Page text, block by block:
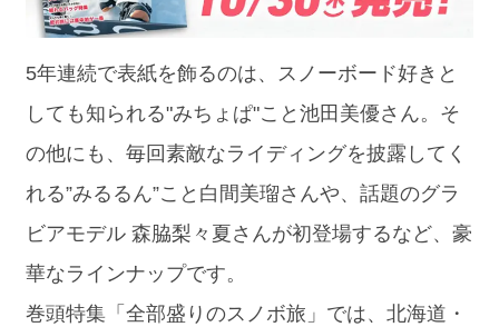
5年連続で表紙を飾るのは、スノーボード好きと
しても知られる"みちょぱ"こと池田美優さん。そ
の他にも、毎回素敵なライディングを披露してく
れる”みるるん”こと白間美瑠さんや、話題のグラ
ビアモデル 森脇梨々夏さんが初登場するなど、豪
華なラインナップです。
巻頭特集「全部盛りのスノボ旅」では、北海道・